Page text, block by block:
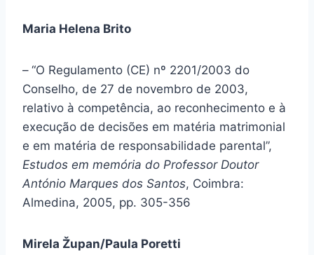
Maria Helena Brito
– “O Regulamento (CE) nº 2201/2003 do
Conselho, de 27 de novembro de 2003,
relativo à competência, ao reconhecimento e à
execução de decisões em matéria matrimonial
e em matéria de responsabilidade parental”,
Estudos em memória do Professor Doutor
António Marques dos Santos, Coimbra:
Almedina, 2005, pp. 305-356
Mirela Župan/Paula Poretti